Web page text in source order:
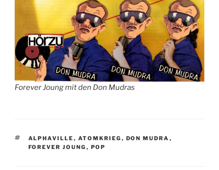
Forever Joung mit den Don Mudras
SCHLAGWÖRTER
ALPHAVILLE , ATOMKRIEG , DON MUDRA ,
FOREVER JOUNG , POP